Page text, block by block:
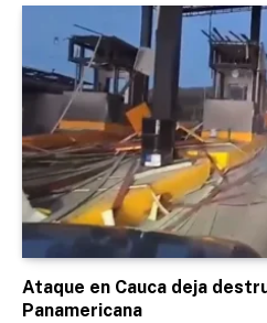
Ataque en Cauca deja
Panamericana